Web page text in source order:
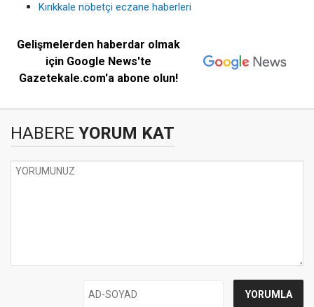
Kırıkkale nöbetçi eczane haberleri
Gelişmelerden haberdar olmak
için Google News'te
Gazetekale.com'a abone olun!
HABERE YORUM KAT